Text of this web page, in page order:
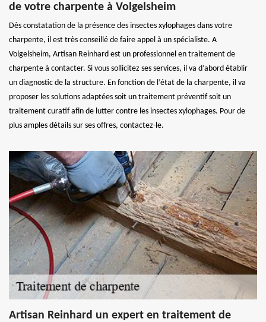
de votre charpente à Volgelsheim
Dès constatation de la présence des insectes xylophages dans votre
charpente, il est très conseillé de faire appel à un spécialiste. A
Volgelsheim, Artisan Reinhard est un professionnel en traitement de
charpente à contacter. Si vous sollicitez ses services, il va d’abord établir
un diagnostic de la structure. En fonction de l’état de la charpente, il va
proposer les solutions adaptées soit un traitement préventif soit un
traitement curatif afin de lutter contre les insectes xylophages. Pour de
plus amples détails sur ses offres, contactez-le.
Artisan Reinhard un expert en traitement de